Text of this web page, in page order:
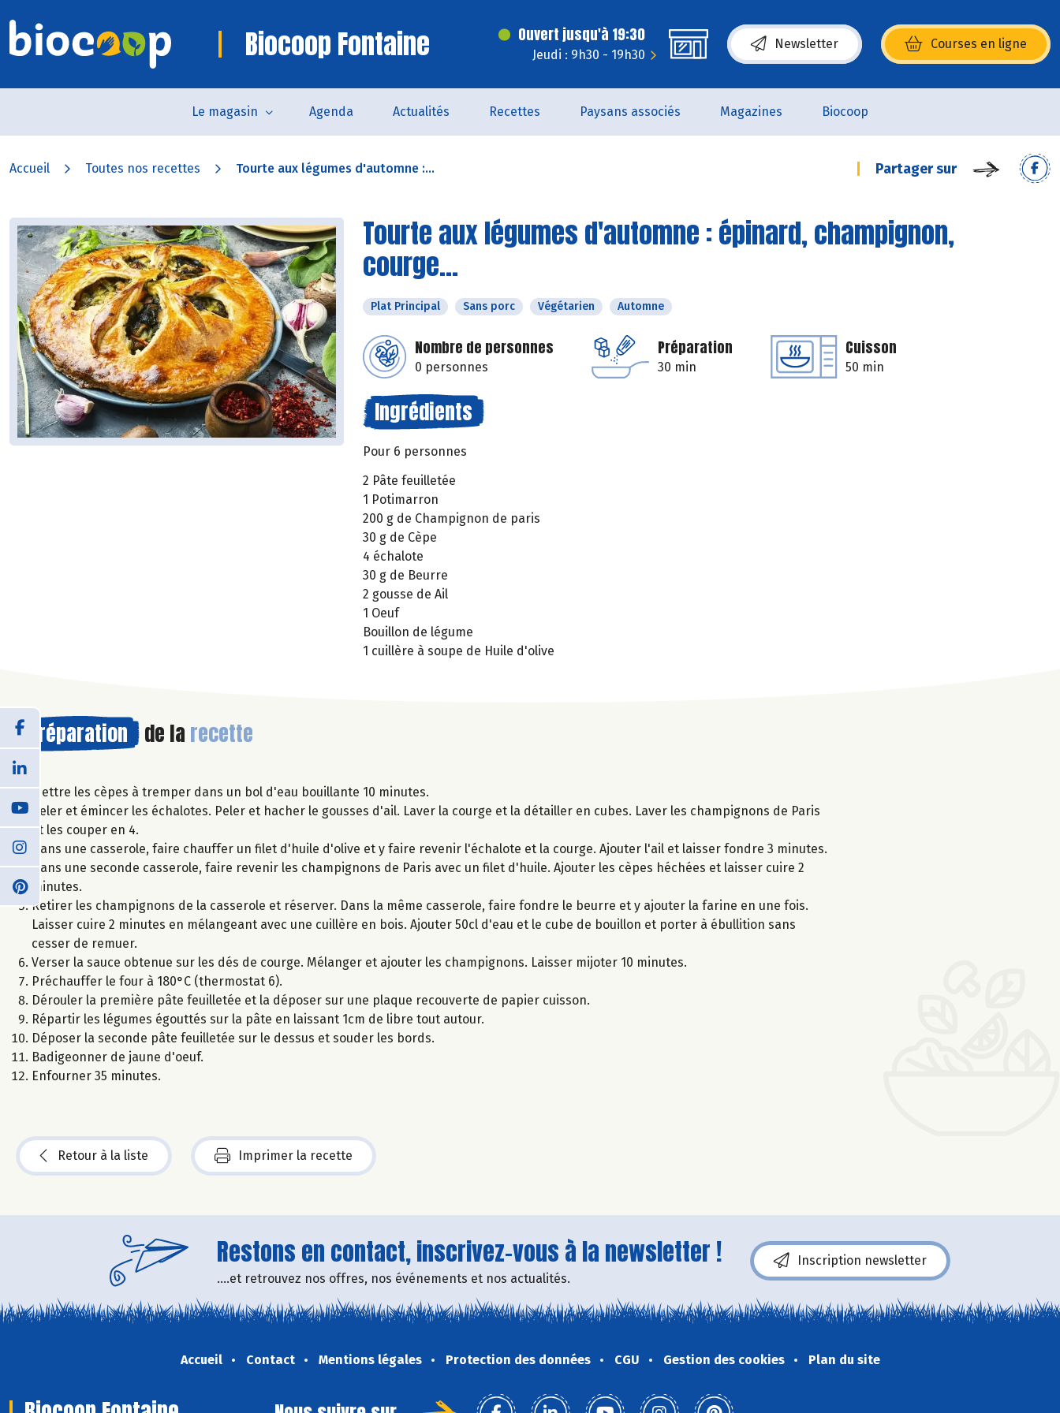
Biocoop Fontaine Ouvert jusqu'à 19:30
Jeudi : 9h30 - 19h30
Newsletter Courses en ligne
(s’ouvre dans une nouvelle fenêtre)
Le magasin Agenda Actualités Recettes Paysans associés Magazines Biocoop
Accueil Toutes nos recettes Tourte aux légumes d'automne :... Partager sur
Tourte aux légumes d'automne : épinard, champignon,
courge...
Plat Principal Sans porc Végétarien Automne
Nombre de personnes
0 personnes
Préparation
30 min
Cuisson
50 min
Ingrédients
Pour 6 personnes
2 Pâte feuilletée
1 Potimarron
200 g de Champignon de paris
30 g de Cèpe
4 échalote
30 g de Beurre
2 gousse de Ail
1 Oeuf
Bouillon de légume
1 cuillère à soupe de Huile d'olive
Préparation de la recette
Mettre les cèpes à tremper dans un bol d'eau bouillante 10 minutes.
Peler et émincer les échalotes. Peler et hacher le gousses d'ail. Laver la courge et la détailler en cubes. Laver les champignons de Paris
et les couper en 4.
Dans une casserole, faire chauffer un filet d'huile d'olive et y faire revenir l'échalote et la courge. Ajouter l'ail et laisser fondre 3 minutes.
Dans une seconde casserole, faire revenir les champignons de Paris avec un filet d'huile. Ajouter les cèpes héchées et laisser cuire 2
minutes.
Retirer les champignons de la casserole et réserver. Dans la même casserole, faire fondre le beurre et y ajouter la farine en une fois.
Laisser cuire 2 minutes en mélangeant avec une cuillère en bois. Ajouter 50cl d'eau et le cube de bouillon et porter à ébullition sans
cesser de remuer.
Verser la sauce obtenue sur les dés de courge. Mélanger et ajouter les champignons. Laisser mijoter 10 minutes.
Préchauffer le four à 180°C (thermostat 6).
Dérouler la première pâte feuilletée et la déposer sur une plaque recouverte de papier cuisson.
Répartir les légumes égouttés sur la pâte en laissant 1cm de libre tout autour.
Déposer la seconde pâte feuilletée sur le dessus et souder les bords.
Badigeonner de jaune d'oeuf.
Enfourner 35 minutes.
Retour à la liste Imprimer la recette
Restons en contact, inscrivez-vous à la newsletter !
....et retrouvez nos offres, nos événements et nos actualités.
Inscription newsletter
Accueil Contact Mentions légales Protection des données CGU Gestion des cookies Plan du site